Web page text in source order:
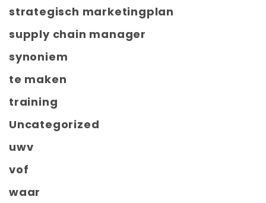
strategisch marketingplan
supply chain manager
synoniem
te maken
training
Uncategorized
uwv
vof
waar